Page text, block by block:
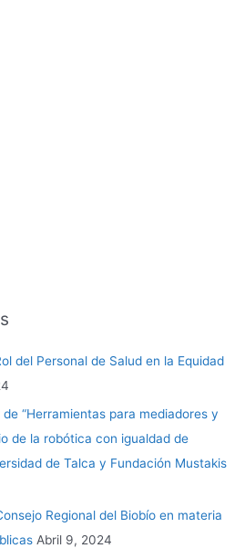
del Personal de Salud en la Equidad
“Herramientas para mediadores y
de la robótica con igualdad de
de Talca y Fundación Mustakis
Regional del Biobío en materia
Abril 9, 2024